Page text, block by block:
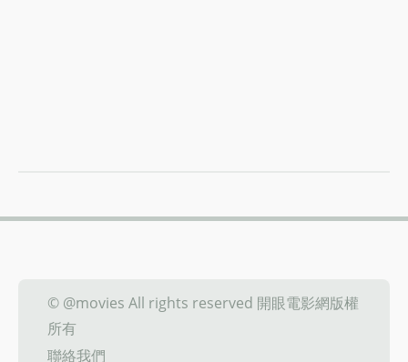
© @movies All rights reserved 開眼電影網版權
所有
聯絡我們